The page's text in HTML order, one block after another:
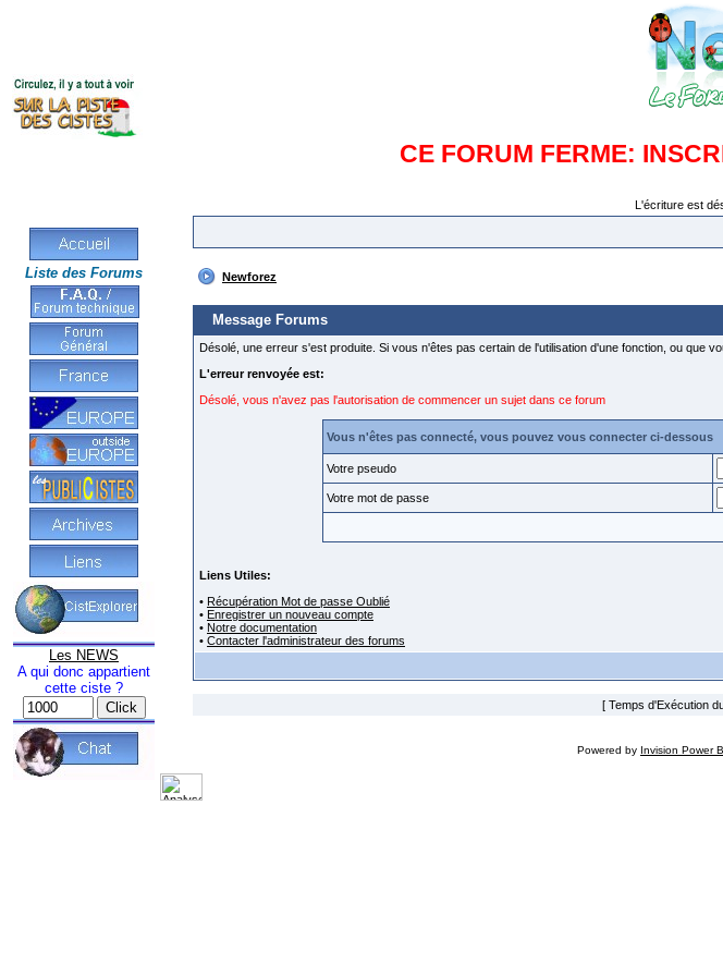
CE FORUM FERME:
L'écriture est
Liste des Forums
Les NEWS
A qui donc appartient
cette ciste ?
Newforez
Message Forums
Désolé, une erreur s'est produite. Si vous n'êtes pas certain de l'utilisation d'une fonction, ou que
L'erreur renvoyée est:
Désolé, vous n'avez pas l'autorisation de commencer un sujet dans ce forum
Vous n'êtes pas connecté, vous pouvez vous connecter ci-dessous
Votre pseudo
Votre mot de passe
Liens Utiles:
• Récupération Mot de passe Oublié
• Enregistrer un nouveau compte
• Notre documentation
• Contacter l'administrateur des forums
[ Temps d'Exécution
Powered by Invision Power